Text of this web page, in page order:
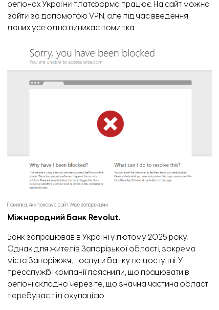
регіонах України платформа працює. На сайт можна
зайти за допомогою VPN, але під час введення
даних усе одно виникає помилка.
Помилка, яку показує сайт Wise запоріжцям.
Міжнародний банк Revolut.
Банк запрацював в Україні у лютому 2025 року.
Однак для жителів Запорізької області, зокрема
міста Запоріжжя, послуги банку не доступні. У
пресслужбі компанії пояснили, що працювати в
регіоні складно через те, що значна частина області
перебуває під окупацією.